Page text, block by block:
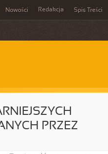
Nowości Redakcja Spis Treści
PRZEZ